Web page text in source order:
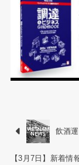
飲酒
【3月7日】新着情